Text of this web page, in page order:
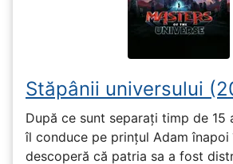
Stăpânii universului
După ce sunt separați timp de 15
îl conduce pe prințul Adam înapoi
descoperă că patria sa a fost